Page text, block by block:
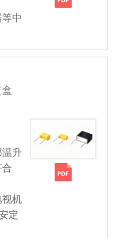
中
升
机
定